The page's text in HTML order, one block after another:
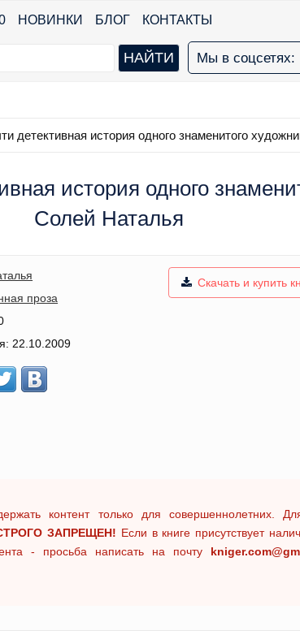
НОВИНКИ БЛОГ КОНТАКТЫ
Мы в соцсетях:
детективная история одного знаменитого
история одного
Солей Наталья
проза
22.10.2009
Скачать и купить
контент только для совершеннолетних.
ЗАПРЕЩЕН! Если в книге присутствует
- просьба написать на почту